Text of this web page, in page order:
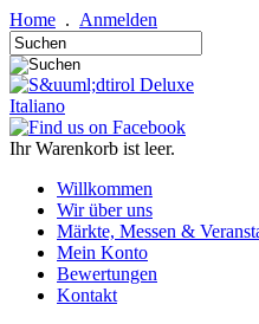
Home . Anmelden
Italiano
Ihr Warenkorb ist leer.
Willkommen
Wir über uns
Märkte, Messen &
Mein Konto
Bewertungen
Kontakt